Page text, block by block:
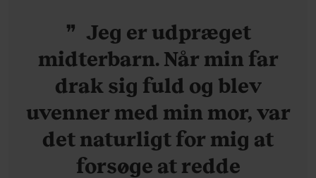
Jeg er udpræget
midterbarn. Når min far
drak sig fuld og blev
uvenner med min mor, var
det naturligt for mig at
forsøge at redde